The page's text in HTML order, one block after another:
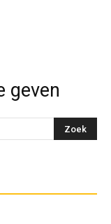
geven